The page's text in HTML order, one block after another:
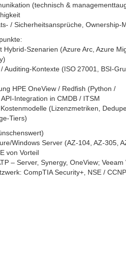
(technisch &
/ Sicherheitsansprüche,
Hybrid‑Szenarien (Azure Arc, Azure
Auditing‑Kontexte (ISO 27001,
HPE OneView / Redfish (Python /
in CMDB / ITSM
(Lizenzmetriken,
Windows Server (AZ‑104, AZ‑305,
von Vorteil
– Server, Synergy, OneView; Veeam
CompTIA Security+, NSE /